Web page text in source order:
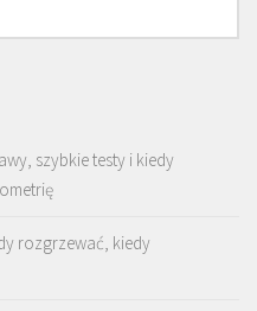
szybkie testy i kiedy
rozgrzewać, kiedy